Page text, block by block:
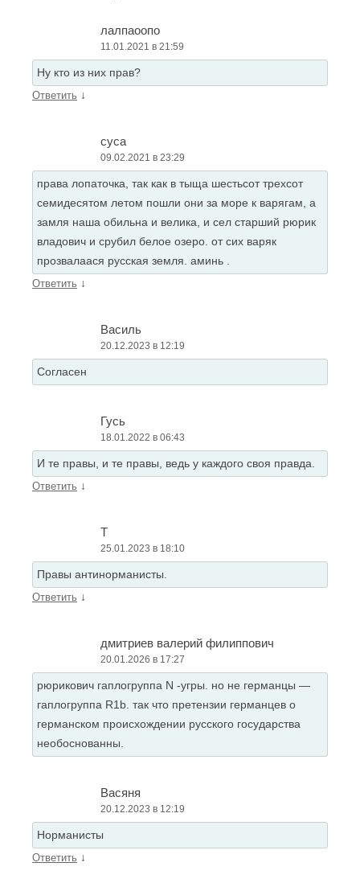
лалпаоопо
11.01.2021 в 21:59
Ну кто из них прав?
Ответить ↓
суса
09.02.2021 в 23:29
права лопаточка, так как в тыща шестьсот трехсот
семидесятом летом пошли они за море к варягам, а
замля наша обильна и велика, и сел старший рюрик
владович и срубил белое озеро. от сих варяк
прозвалаася русская земля. аминь .
Ответить ↓
Василь
20.12.2023 в 12:19
Согласен
Гусь
18.01.2022 в 06:43
И те правы, и те правы, ведь у каждого своя правда.
Ответить ↓
Т
25.01.2023 в 18:10
Правы антинорманисты.
Ответить ↓
дмитриев валерий филиппович
20.01.2026 в 17:27
рюрикович гаплогруппа N -угры. но не германцы —
гаплогруппа R1b. так что претензии германцев о
германском происхождении русского государства
необоснованны.
Васяня
20.12.2023 в 12:19
Норманисты
Ответить ↓